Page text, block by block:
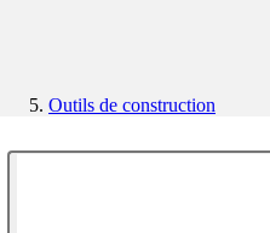
Outils de construction